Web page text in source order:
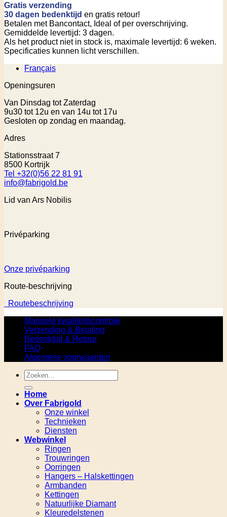
Gratis verzending
30 dagen bedenktijd en gratis retour!
Betalen met Bancontact, Ideal of per overschrijving.
Gemiddelde levertijd: 3 dagen.
Als het product niet in stock is, maximale levertijd: 6 weken.
Specificaties kunnen licht verschillen.
Français
Openingsuren
Van Dinsdag tot Zaterdag
9u30 tot 12u en van 14u tot 17u
Gesloten op zondag en maandag.
Adres
Stationsstraat 7
8500 Kortrijk
Tel +32(0)56 22 81 91
info@fabrigold.be
Lid van Ars Nobilis
Privéparking
Onze privéparking
Route-beschrijving
Routebeschrijving
Manuele kwaliteitscontrole
Verzending & Betaling
Bedenktijd & Retour
FAQ
Algemene voorwaarden
Zoeken
naar:
Home
Over Fabrigold
Onze winkel
Technieken
Diensten
Webwinkel
Ringen
Trouwringen
Oorringen
Hangers – Halskettingen
Armbanden
Kettingen
Natuurlijke Diamant
Kleuredelstenen